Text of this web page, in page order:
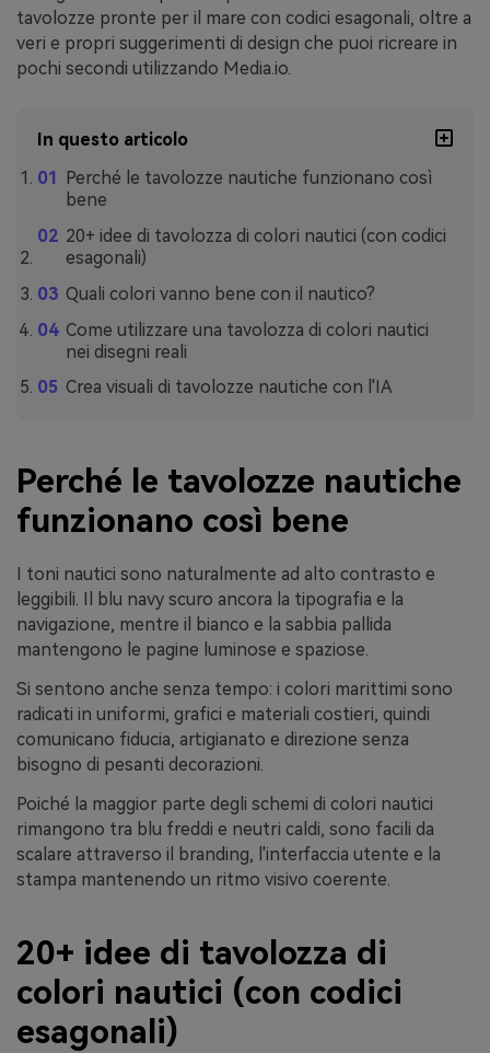
tavolozze pronte per il mare con codici esagonali, oltre a
veri e propri suggerimenti di design che puoi ricreare in
pochi secondi utilizzando Media.io.
In questo articolo
Perché le tavolozze nautiche funzionano così
bene
20+ idee di tavolozza di colori nautici (con codici
esagonali)
Quali colori vanno bene con il nautico?
Come utilizzare una tavolozza di colori nautici
nei disegni reali
Crea visuali di tavolozze nautiche con l'IA
Perché le tavolozze nautiche
funzionano così bene
I toni nautici sono naturalmente ad alto contrasto e
leggibili. Il blu navy scuro ancora la tipografia e la
navigazione, mentre il bianco e la sabbia pallida
mantengono le pagine luminose e spaziose.
Si sentono anche senza tempo: i colori marittimi sono
radicati in uniformi, grafici e materiali costieri, quindi
comunicano fiducia, artigianato e direzione senza
bisogno di pesanti decorazioni.
Poiché la maggior parte degli schemi di colori nautici
rimangono tra blu freddi e neutri caldi, sono facili da
scalare attraverso il branding, l'interfaccia utente e la
stampa mantenendo un ritmo visivo coerente.
20+ idee di tavolozza di
colori nautici (con codici
esagonali)